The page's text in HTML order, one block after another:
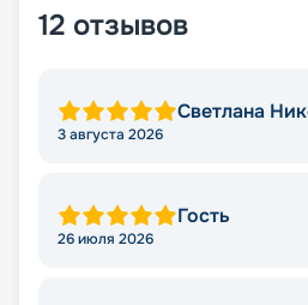
12 отзывов
Светлана
3 августа 2026
Гость
26 июля 2026